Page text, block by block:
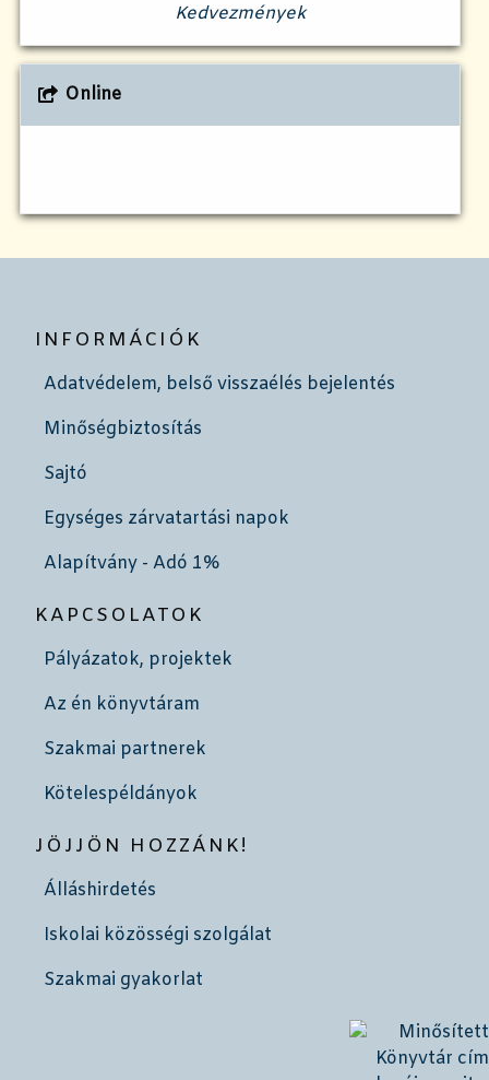
Kedvezmények
Online
INFORMÁCIÓK
Adatvédelem, belső visszaélés bejelentés
Minőségbiztosítás
Sajtó
Egységes zárvatartási napok
Alapítvány - Adó 1%
KAPCSOLATOK
Pályázatok, projektek
Az én könyvtáram
Szakmai partnerek
Kötelespéldányok
JÖJJÖN HOZZÁNK!
Álláshirdetés
Iskolai közösségi szolgálat
Szakmai gyakorlat